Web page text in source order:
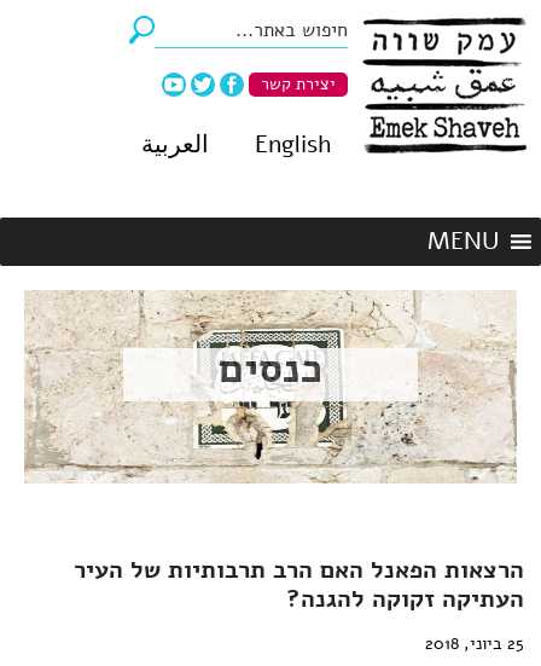
יצירת קשר
English العربية
כנסים
הרצאות הפאנל האם הרב תרבותיות של העיר
העתיקה זקוקה להגנה?
25 ביוני, 2018